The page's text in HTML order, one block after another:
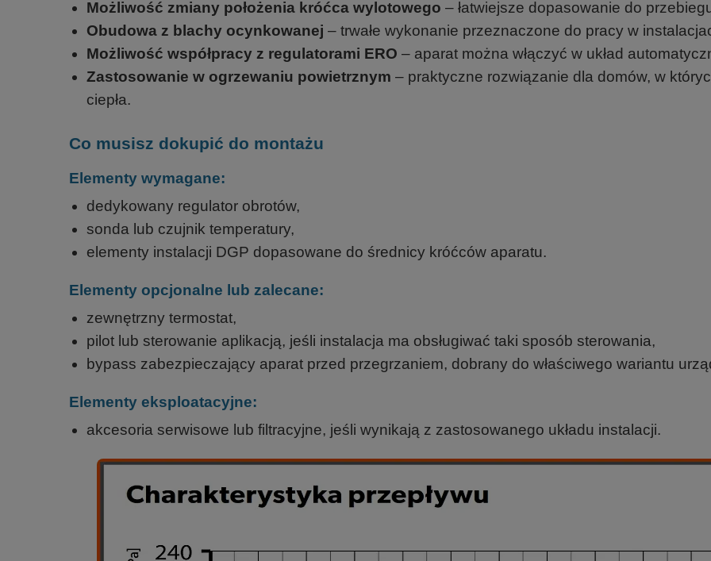
Możliwość zmiany położenia króćca wylotowego – łatwiejsze dopasowanie do
Obudowa z blachy ocynkowanej – trwałe wykonanie przeznaczone do pracy w
Możliwość współpracy z regulatorami ERO – aparat można włączyć w układ
Zastosowanie w ogrzewaniu powietrznym – praktyczne rozwiązanie dla domów, w
ciepła.
Co musisz dokupić do montażu
Elementy wymagane:
dedykowany regulator obrotów,
sonda lub czujnik temperatury,
elementy instalacji DGP dopasowane do średnicy króćców aparatu.
Elementy opcjonalne lub zalecane:
zewnętrzny termostat,
pilot lub sterowanie aplikacją, jeśli instalacja ma obsługiwać taki sposób sterowania,
bypass zabezpieczający aparat przed przegrzaniem, dobrany do właściwego wariantu
Elementy eksploatacyjne:
akcesoria serwisowe lub filtracyjne, jeśli wynikają z zastosowanego układu instalacji.